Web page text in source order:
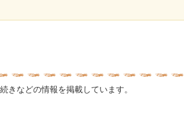
きなどの情報を掲載しています。